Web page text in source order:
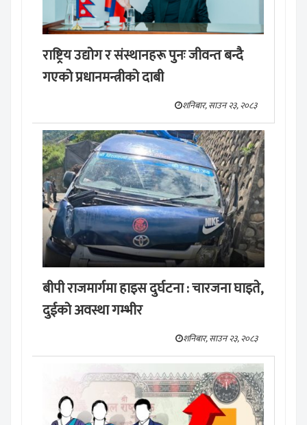
राष्ट्रिय उद्योग र संस्थानहरू पुनः जीवन्त बन्दै
गएको प्रधानमन्त्रीको दाबी
शनिबार, साउन २३, २०८३
बीपी राजमार्गमा हाइस दुर्घटना : चारजना घाइते,
दुईको अवस्था गम्भीर
शनिबार, साउन २३, २०८३